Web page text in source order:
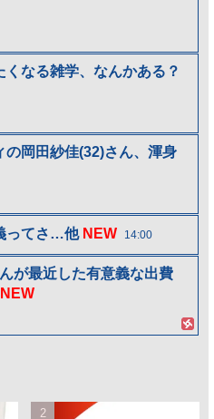
なる雑学、なんかある？
の岡田紗佳(32)さん、渾身
ってさ…他 NEW 14:00
が最近した有意義な出費
NEW